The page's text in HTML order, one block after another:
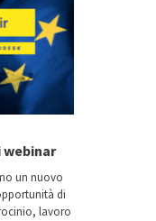
webinar
un nuovo
di
lavoro